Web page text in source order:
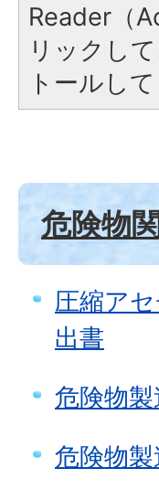
Reader（
リックし
トールし
危険物
圧縮ア
出書
危険物
危険物